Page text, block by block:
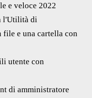
e veloce 2022
l'Utilità di
e una cartella con
utente con
di amministratore